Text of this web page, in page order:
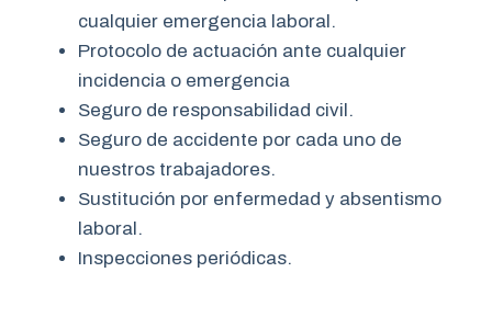
cualquier emergencia laboral.
Protocolo de actuación ante cualquier
incidencia o emergencia
Seguro de responsabilidad civil.
Seguro de accidente por cada uno de
nuestros trabajadores.
Sustitución por enfermedad y absentismo
laboral.
Inspecciones periódicas.